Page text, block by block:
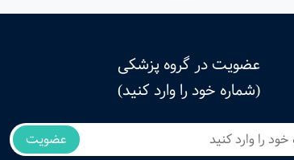
عضویت در گروه پزشکی
(شماره خود را وارد کنید)
عضویت